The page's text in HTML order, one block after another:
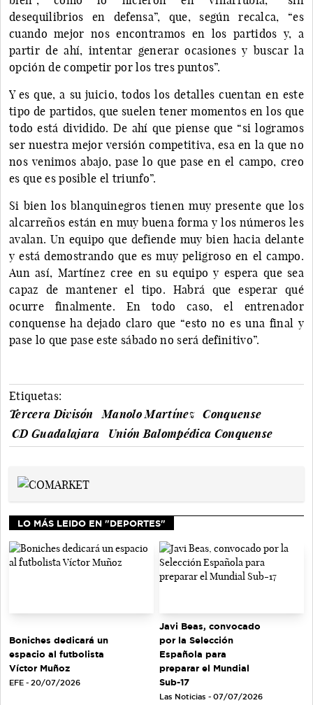
desequilibrios en defensa”, que, según recalca, “es
cuando mejor nos encontramos en los partidos y, a
partir de ahí, intentar generar ocasiones y buscar la
opción de competir por los tres puntos”.
Y es que, a su juicio, todos los detalles cuentan en este
tipo de partidos, que suelen tener momentos en los que
todo está dividido. De ahí que piense que “si logramos
ser nuestra mejor versión competitiva, esa en la que no
nos venimos abajo, pase lo que pase en el campo, creo
es que es posible el triunfo”.
Si bien los blanquinegros tienen muy presente que los
alcarreños están en muy buena forma y los números les
avalan. Un equipo que defiende muy bien hacia delante
y está demostrando que es muy peligroso en el campo.
Aun así, Martínez cree en su equipo y espera que sea
capaz de mantener el tipo. Habrá que esperar qué
ocurre finalmente. En todo caso, el entrenador
conquense ha dejado claro que “esto no es una final y
pase lo que pase este sábado no será definitivo”.
Etiquetas:
Tercera Divisón
Manolo Martínez
Conquense
CD Guadalajara
Unión Balompédica Conquense
LO MÁS LEIDO EN "DEPORTES"
Boniches dedicará un
espacio al futbolista
Víctor Muñoz
EFE - 20/07/2026
Javi Beas, convocado
por la Selección
Española para
preparar el Mundial
Sub-17
Las Noticias - 07/07/2026